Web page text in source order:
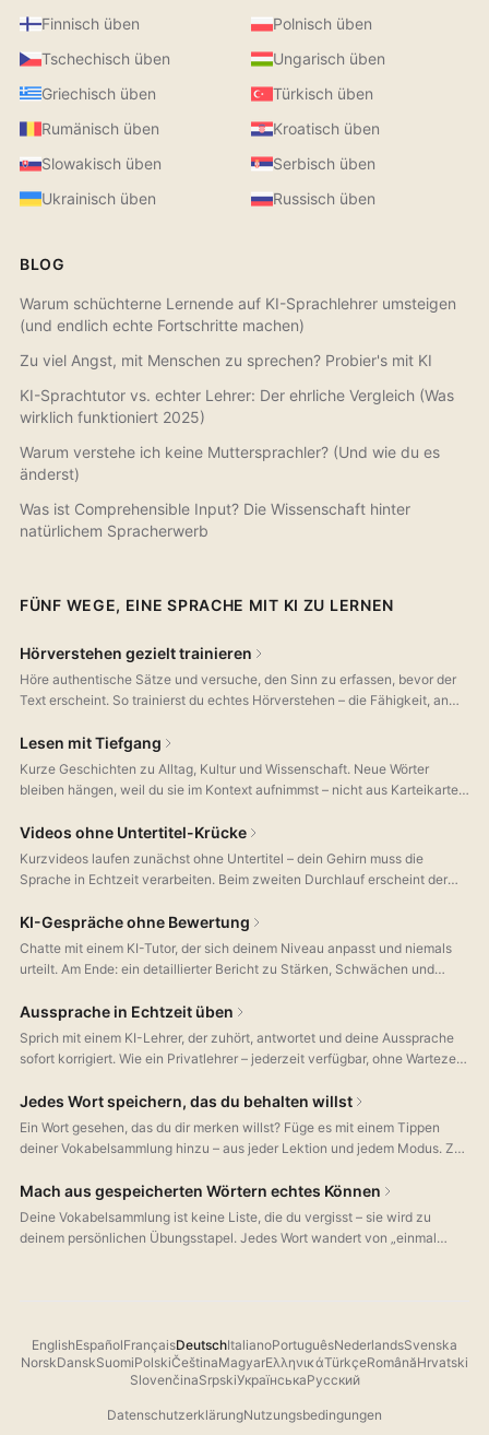
Finnisch üben
Polnisch üben
Tschechisch üben
Ungarisch üben
Griechisch üben
Türkisch üben
Rumänisch üben
Kroatisch üben
Slowakisch üben
Serbisch üben
Ukrainisch üben
Russisch üben
BLOG
Warum schüchterne Lernende auf KI-Sprachlehrer umsteigen
(und endlich echte Fortschritte machen)
Zu viel Angst, mit Menschen zu sprechen? Probier's mit KI
KI-Sprachtutor vs. echter Lehrer: Der ehrliche Vergleich (Was
wirklich funktioniert 2025)
Warum verstehe ich keine Muttersprachler? (Und wie du es
änderst)
Was ist Comprehensible Input? Die Wissenschaft hinter
natürlichem Spracherwerb
FÜNF WEGE, EINE SPRACHE MIT KI ZU LERNEN
Hörverstehen gezielt trainieren
Höre authentische Sätze und versuche, den Sinn zu erfassen, bevor der
Text erscheint. So trainierst du echtes Hörverstehen – die Fähigkeit, an
ignorieren.
Lesen mit Tiefgang
Kurze Geschichten zu Alltag, Kultur und Wissenschaft. Neue Wörter
bleiben hängen, weil du sie im Kontext aufnimmst – nicht aus Karteikarten.
Grammatikerklärung.
Videos ohne Untertitel-Krücke
Kurzvideos laufen zunächst ohne Untertitel – dein Gehirn muss die
Sprache in Echtzeit verarbeiten. Beim zweiten Durchlauf erscheint der
KI-Gespräche ohne Bewertung
Chatte mit einem KI-Tutor, der sich deinem Niveau anpasst und niemals
urteilt. Am Ende: ein detaillierter Bericht zu Stärken, Schwächen und
Aussprache in Echtzeit üben
Sprich mit einem KI-Lehrer, der zuhört, antwortet und deine Aussprache
sofort korrigiert. Wie ein Privatlehrer – jederzeit verfügbar, ohne Wartezeit
Jedes Wort speichern, das du behalten willst
Ein Wort gesehen, das du dir merken willst? Füge es mit einem Tippen
deiner Vokabelsammlung hinzu – aus jeder Lektion und jedem Modus. Zu
Zielsprache, passende Bedeutungen und die Aussprache – alles direkt auf
deinem Gerät.
Mach aus gespeicherten Wörtern echtes Können
Deine Vokabelsammlung ist keine Liste, die du vergisst – sie wird zu
deinem persönlichen Übungsstapel. Jedes Wort wandert von „einmal
EnglishEspañolFrançaisDeutschItalianoPortuguêsNederlandsSvenska
NorskDanskSuomiPolskiČeštinaMagyarΕλληνικάTürkçeRomânăHrvatski
SlovenčinaSrpskiУкраїнськаРусский
DatenschutzerklärungNutzungsbedingungen